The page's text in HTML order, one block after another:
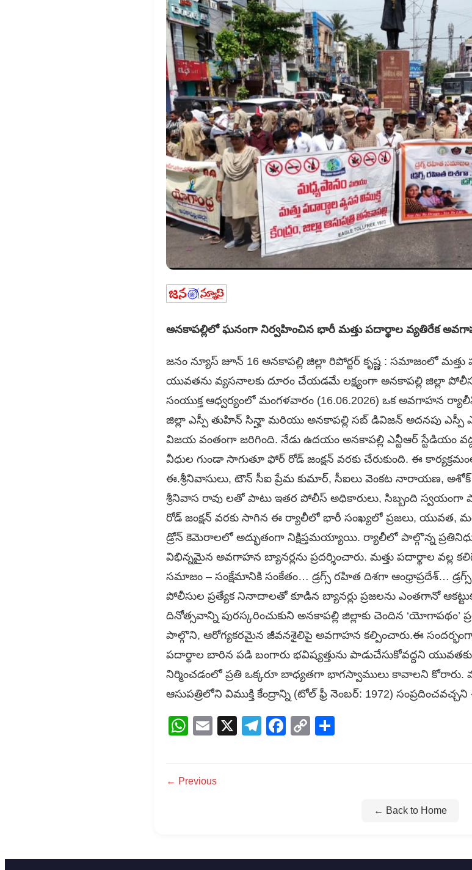
అనకాపల్లిలో ఘనంగా నిర్వహించిన భారీ మత్తు పదార్థాల వ్యతిరేక
జనం న్యూస్ జూన్ 16 అనకాపల్లి జిల్లా రిపోర్టర్ కృష్ణ : సమాజంలో
యువతను వ్యసనాలకు దూరం చేయడమే లక్ష్యంగా అనకాపల్లి జిల్లా
సంయుక్త ఆధ్వర్యంలో మంగళవారం (16.06.2026) ఒక అవగాహన
జిల్లా ఎస్పీ తుహిన్ సిన్హా మరియు అనకాపల్లి సబ్ డివిజన్ అదనపు ఎస్పీ
విజయ వంతంగా జరిగింది. నేడు ఉదయం అనకాపల్లి ఎన్టీఆర్ స్టేడియం
వీధుల గుండా సాగుతూ ఫోర్ రోడ్ జంక్షన్ వరకు చేరుకుంది. ​ఈ
ఈ.శ్రీనివాసులు, టౌన్ సీఐ ప్రేమ కుమార్, సీఐలు వెంకట నారాయణ,
శ్రీనివాస రావు లతో పాటు ఇతర పోలీస్ అధికారులు, సిబ్బంది స్వయంగా
రోడ్ జంక్షన్ వరకు సాగిన ఈ ర్యాలీలో భారీ సంఖ్యలో ప్రజలు, యువత,
డ్రోన్ కెమెరాలలో అద్భుతంగా నిక్షిప్తమయ్యాయి. ర్యాలీలో పాల్గొన్న
విభిన్నమైన అవగాహన బ్యానర్లను ప్రదర్శించారు. మత్తు పదార్థాల వల్ల
సమాజం – సంక్షేమానికి సంకేతం… డ్రగ్స్ రహిత దిశగా ఆంధ్రాప్రదేశ్… డ్రగ్స్
పోలీసుల ప్రత్యేక నినాదాలతో కూడిన బ్యానర్లు ప్రజలను ఎంతగానో
దినోత్సవాన్ని పురస్కరించుకుని అనకాపల్లి జిల్లాకు చెందిన ‘యోగాపథం’
పాల్గొని, ఆరోగ్యకరమైన జీవనశైలిపై అవగాహన కల్పించారు.​ఈ
పదార్థాల బారిన పడి బంగారు భవిష్యత్తును పాడుచేసుకోవద్దని
నిర్మించడంలో ప్రతి ఒక్కరూ బాధ్యతగా భాగస్వాములు కావాలని కోరారు.
ఆసుపత్రిలోని విముక్తి కేంద్రాన్ని (టోల్ ఫ్రీ నెంబర్: 1972) సంప్రదించవచ్చని
WhatsApp
Email
X Telegram
Facebook
Copy
← Previous
← Back to Home